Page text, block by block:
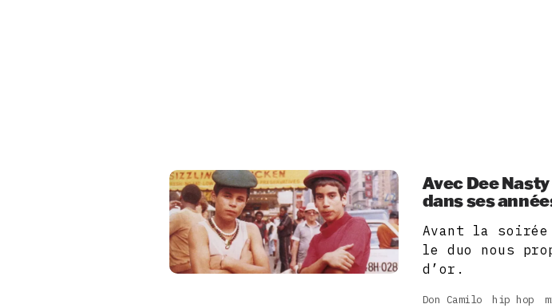
Avec Dee
dans ses
Avant la soirée
le duo nous
d’or.
Don Camilo hip hop